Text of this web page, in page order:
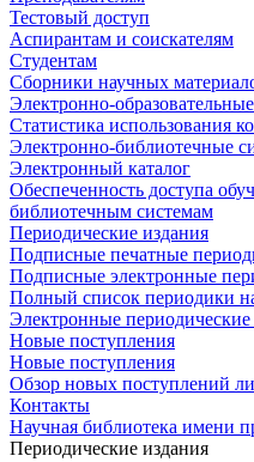
Тестовый доступ
Аспирантам и соискателям
Студентам
Сборники научных
Электронно-
Статистика использования
Электронно-библиотечные
Электронный каталог
Обеспеченность доступа
библиотечным системам
Периодические издания
Подписные печатные
Подписные электронные
Полный список периодики
Электронные периодические
Новые поступления
Новые поступления
Обзор новых поступлений
Контакты
Научная библиотека имени
Периодические издания